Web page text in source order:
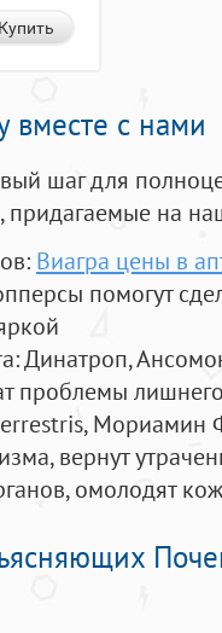
Купить
вместе с нами
шаг для
придагаемые на
Виагра цены в
помогут
: Динатроп,
проблемы
Мориамин
вернут
омолодят